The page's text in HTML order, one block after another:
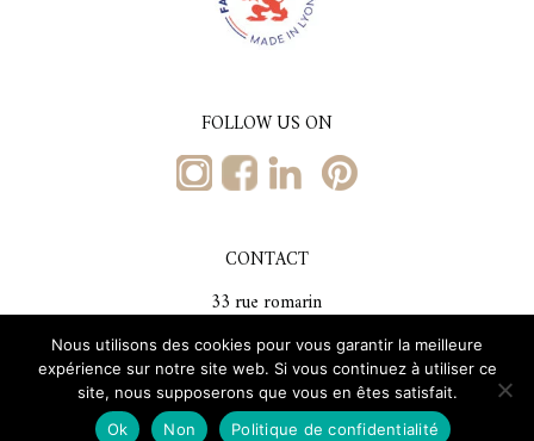
FOLLOW US ON
CONTACT
33 rue romarin
Tél. +33 (0)4 78 29 59 73
bs@brochiersoieries.com
Nous utilisons des cookies pour vous garantir la meilleure
expérience sur notre site web. Si vous continuez à utiliser ce
site, nous supposerons que vous en êtes satisfait.
Ok
Non Politique de confidentialité